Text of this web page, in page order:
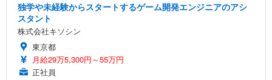
独学や未経験からスタートするゲーム開発エンジニアのアシ
スタント
株式会社キソシン
東京都
月給29万5,300円～55万円
正社員